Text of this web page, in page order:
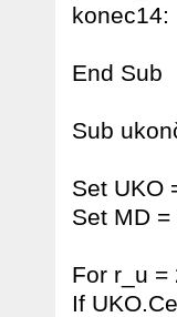
konec14:
End Sub
Sub
Set UKO
Set MD
For r_u =
If